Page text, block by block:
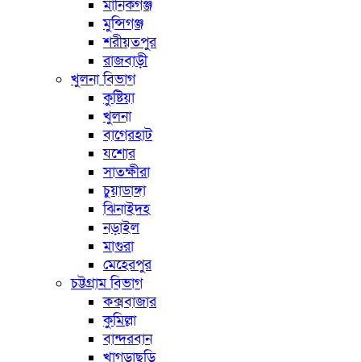
মানিকগঞ্জ
মুন্সিগঞ্জ
শরীয়তপুর
রাজবাড়ী
খুলনা বিভাগ
কুষ্টিয়া
খুলনা
বাগেরহাট
যশোর
সাতক্ষীরা
চুয়াডাঙ্গা
ঝিনাইদহ
নড়াইল
মাগুরা
মেহেরপুর
চট্টগ্রাম বিভাগ
কক্সবাজার
কুমিল্লা
বান্দরবান
খাগড়াছড়ি